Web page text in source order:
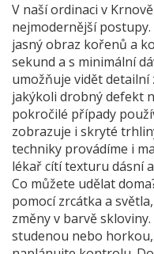
V naší ordinaci v
nejmodernější
jasný obraz kořenů a
sekund a s minimální
umožňuje vidět
jakýkoli drobný defekt
pokročilé případy
zobrazuje i skryté
techniky provádíme i
lékař cítí texturu dásní
Co můžete udělat
pomocí zrcátka a
změny v barvě
studenou nebo